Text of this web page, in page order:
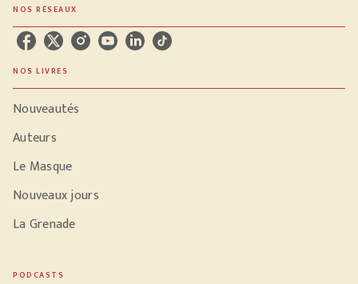
NOS RÉSEAUX
NOS LIVRES
Nouveautés
Auteurs
Le Masque
Nouveaux jours
La Grenade
PODCASTS